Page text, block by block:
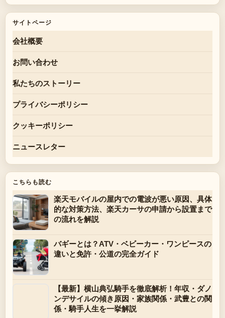
サイトページ
会社概要
お問い合わせ
私たちのストーリー
プライバシーポリシー
クッキーポリシー
ニュースレター
こちらも読む
楽天モバイルの屋内での電波が悪い原因、具体
的な対策方法、楽天カーサの申請から設置まで
の流れを解説
バギーとは？ATV・ベビーカー・ワンピースの
違いと免許・公道の完全ガイド
【最新】横山典弘騎手を徹底解析！年収・ダノ
ンデサイルの傾き原因・家族関係・武豊との関
係・騎手人生を一挙解説